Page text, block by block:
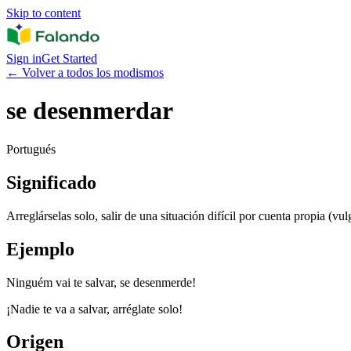
Skip to content
Sign inGet Started
← Volver a todos los modismos
se desenmerdar
Portugués
Significado
Arreglárselas solo, salir de una situación difícil por cuenta propia
Ejemplo
Ninguém vai te salvar, se desenmerde!
¡Nadie te va a salvar, arréglate solo!
Origen